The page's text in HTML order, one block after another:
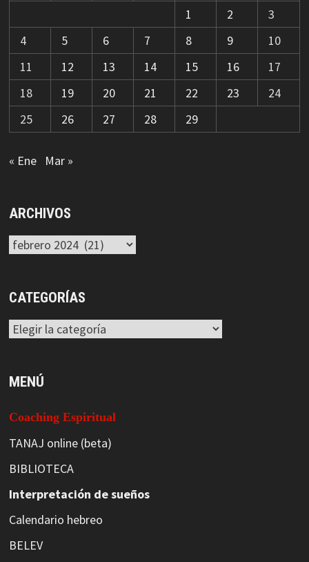
1
2
3
4
5 6 7 8 9
10
11
12 13 14 15 16
17
18
19 20 21 22 23
24
25
26 27 28 29
« Ene Mar »
ARCHIVOS
Archivos
CATEGORÍAS
Categorías
MENÚ
Coaching Espiritual
TANAJ online (beta)
BIBLIOTECA
Interpretación de sueños
Calendario hebreo
BELEV